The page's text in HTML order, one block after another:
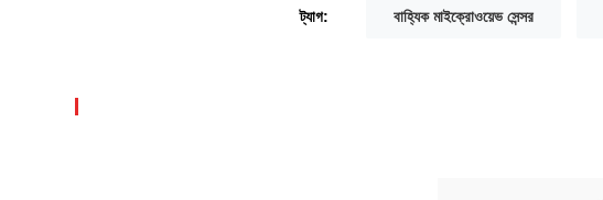
ট্যাগ: বাহ্যিক মাইক্রোওয়েভ সেন্সর